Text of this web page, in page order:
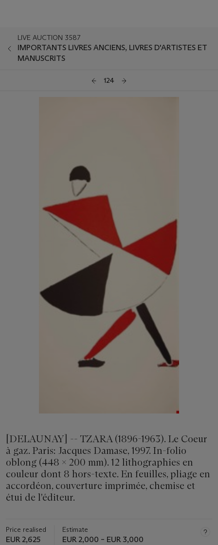
LIVE AUCTION 3587
IMPORTANTS LIVRES ANCIENS, LIVRES D'ARTISTES ET
MANUSCRITS
124
[DELAUNAY] -- TZARA (1896-1963). Le Coeur
à gaz. Paris: Jacques Damase, 1997. In-folio
oblong (448 x 200 mm). 12 lithographies en
couleur dont 8 hors-texte. En feuilles, pliage en
accordéon, couverture imprimée, chemise et
étui de l'éditeur.
Price realised
EUR 2,625
Estimate
EUR 2,000 – EUR 3,000